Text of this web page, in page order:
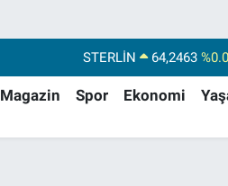
GRAM ALTIN
6510.40
%70
BITCOIN
64.225,61 %-
Magazin Spor Ekonomi